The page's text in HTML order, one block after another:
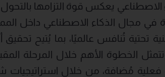
الاصطناعي يعكس قوة التزامها بالتحول
مجال الذكاء الاصطناعي داخل
تحتية تُنافس عالميًا، بما يُتيح
الخطوة الأهم خلال المرحلة
مُضافة، من خلال استراتيجيات